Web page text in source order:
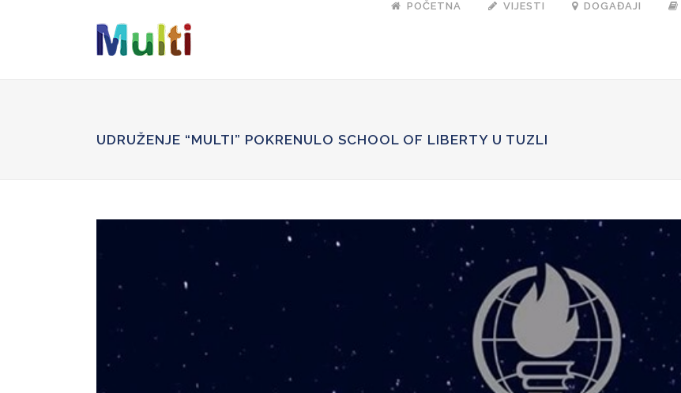
wp_enqueue_script('google-recaptcha', 'https://www.google.com/recaptcha/api.js');
POČETNA VIJESTI DOGAĐAJI
UDRUŽENJE “MULTI” POKRENULO SCHOOL OF LIBERTY U TUZLI